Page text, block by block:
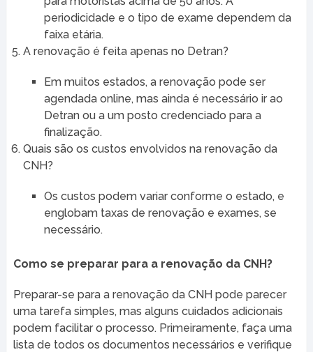
periodicidade e o tipo de exame dependem da
faixa etária.
A renovação é feita apenas no Detran?
Em muitos estados, a renovação pode ser
agendada online, mas ainda é necessário ir ao
Detran ou a um posto credenciado para a
finalização.
Quais são os custos envolvidos na renovação da
CNH?
Os custos podem variar conforme o estado, e
englobam taxas de renovação e exames, se
necessário.
Como se preparar para a renovação da CNH?
Preparar-se para a renovação da CNH pode parecer
uma tarefa simples, mas alguns cuidados adicionais
podem facilitar o processo. Primeiramente, faça uma
lista de todos os documentos necessários e verifique